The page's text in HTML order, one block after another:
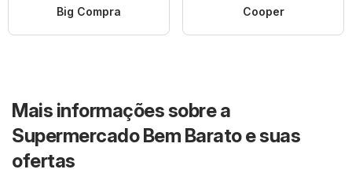
Big Compra Cooper
Mais informações sobre a
Supermercado Bem Barato e suas
ofertas